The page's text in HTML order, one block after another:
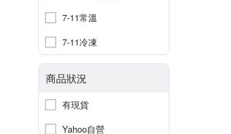
7-11常溫
7-11冷凍
商品狀況
有現貨
Yahoo自營